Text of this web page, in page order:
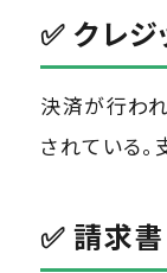
✅ クレ
決済が行わ
されている
✅ 請求書